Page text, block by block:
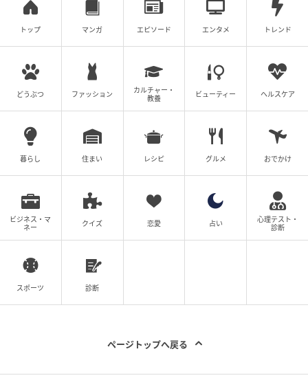
トップ マンガ エピソード エンタメ トレンド
どうぶつ ファッション
カルチャー・
教養
ビューティー ヘルスケア
暮らし 住まい レシピ グルメ おでかけ
ビジネス・マ
ネー
クイズ 恋愛 占い
心理テスト・
診断
スポーツ 診断
ページトップへ戻る